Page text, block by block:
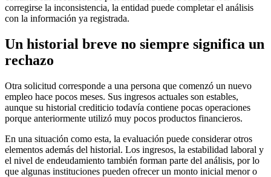
corregirse la inconsistencia, la entidad puede completar el análisis
con la información ya registrada.
Un historial breve no siempre significa un
rechazo
Otra solicitud corresponde a una persona que comenzó un nuevo
empleo hace pocos meses. Sus ingresos actuales son estables,
aunque su historial crediticio todavía contiene pocas operaciones
porque anteriormente utilizó muy pocos productos financieros.
En una situación como esta, la evaluación puede considerar otros
elementos además del historial. Los ingresos, la estabilidad laboral y
el nivel de endeudamiento también forman parte del análisis, por lo
que algunas instituciones pueden ofrecer un monto inicial menor o